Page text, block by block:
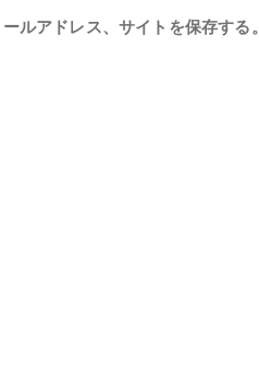
ルアドレス、サイトを保存する。